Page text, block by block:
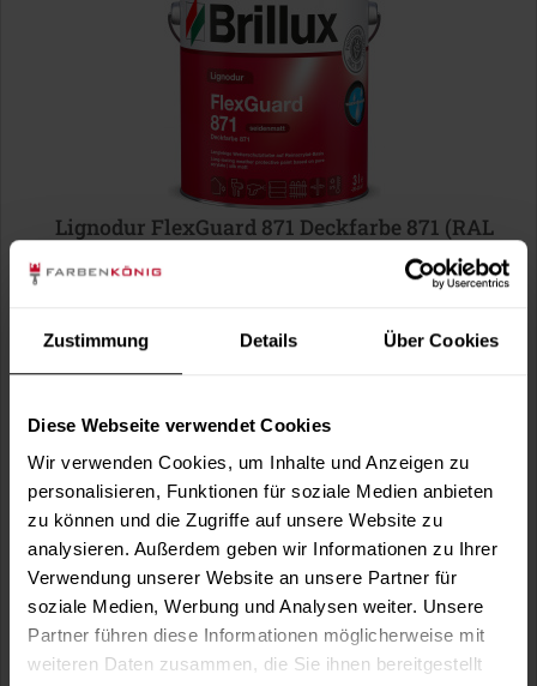
Zustimmung Details Über Cookies
Diese Webseite verwendet Cookies
Wir verwenden Cookies, um Inhalte und Anzeigen zu
personalisieren, Funktionen für soziale Medien anbieten
zu können und die Zugriffe auf unsere Website zu
analysieren. Außerdem geben wir Informationen zu Ihrer
Verwendung unserer Website an unsere Partner für
soziale Medien, Werbung und Analysen weiter. Unsere
Partner führen diese Informationen möglicherweise mit
weiteren Daten zusammen, die Sie ihnen bereitgestellt
Lignodur FlexGuard 871 Deckfarbe 871 (RAL
wasserbasiert, hoch wetterbeständig, diffusionsfähig,
Verfügbare Varianten
0,75 Liter
3 Liter
1 weitere